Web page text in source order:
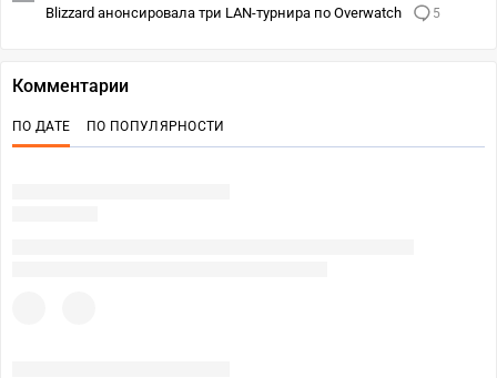
Blizzard анонсировала три LAN-турнира по Overwatch
5
Комментарии
ПО ДАТЕ ПО ПОПУЛЯРНОСТИ